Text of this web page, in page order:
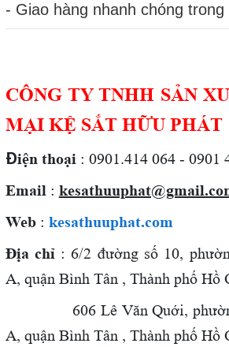
- Giao hàng nhanh chóng trong
CÔNG TY TNHH SẢN
MẠI KỆ SẮT HỮU PHÁT
Điện thoại : 0901.414 064 - 0901
Email :
Web : kesathuuphat.com
Địa chỉ : 6/2 đường số 10,
A, quận Bình Tân , Thành phố Hồ
606 Lê Văn Quới,
A, quận Bình Tân , Thành phố Hồ